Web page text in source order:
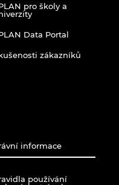
pro školy a
Data Portal
zákazníků
informace
používání